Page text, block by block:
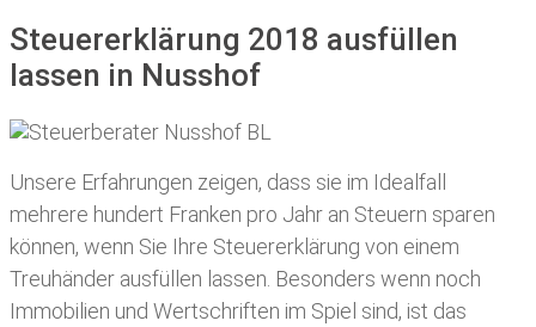
Steuererklärung 2018 ausfüllen
lassen in Nusshof
Unsere Erfahrungen zeigen, dass sie im Idealfall
mehrere hundert Franken pro Jahr an Steuern sparen
können, wenn Sie Ihre Steuererklärung von einem
Treuhänder ausfüllen lassen . Besonders wenn noch
Immobilien und Wertschriften im Spiel sind, ist das